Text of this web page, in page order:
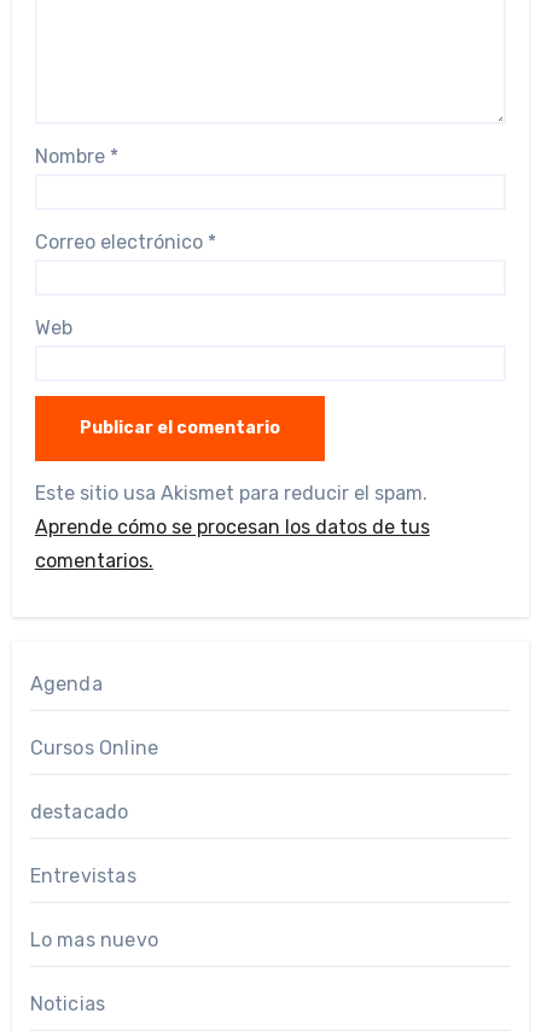
Nombre *
Correo electrónico *
Web
Este sitio usa Akismet para reducir el spam.
Aprende cómo se procesan los datos de tus
comentarios.
Agenda
Cursos Online
destacado
Entrevistas
Lo mas nuevo
Noticias